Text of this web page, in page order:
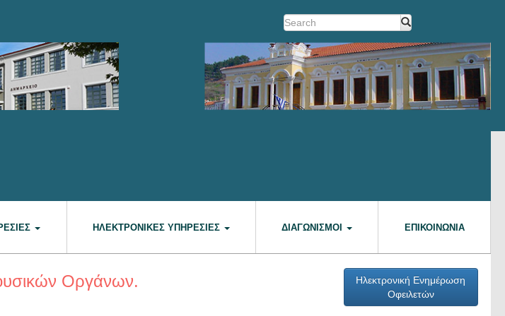
ΗΛΕΚΤΡΟΝΙΚΈΣ ΥΠΗΡΕΣΊΕΣ ΔΙΑΓΩΝΙΣΜΟΊ ΕΠΙΚΟΙΝΩΝΊΑ
Ηλεκτρονική Ενημέρωση
Οφειλετών
Οργάνων.